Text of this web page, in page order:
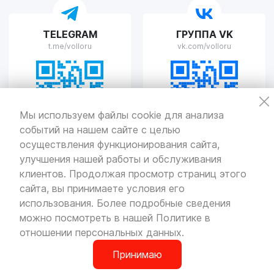
Мы используем файлы cookie для анализа
событий на нашем сайте с целью
осуществления функционирования сайта,
улучшения нашей работы и обслуживания
клиентов. Продолжая просмотр страниц этого
сайта, вы принимаете условия его
использования. Более подробные сведения
можно посмотреть в нашей Политике в
отношении персональных данных.
Принимаю
VOLLO Рязань
г. Рязань, улица Островского, д.109/2
Пн-Пт с 9:00 до 20:00, Сб-Вс выходной
VOLLO Тверь
г. Тверь, проспект Николая Корыткова, 17А
Пн-Пт с 9:00 до 19:00 Сб-Вс с 10:00 до 19:00
TELEGRAM
t.me/volloru
ГРУППА VK
vk.com/volloru
© Все права защищены. Информация сайта защищена законом
об авторских правах.
Политикаконфиденциальности
Разработкаи продвижение — «SeoOlimp»